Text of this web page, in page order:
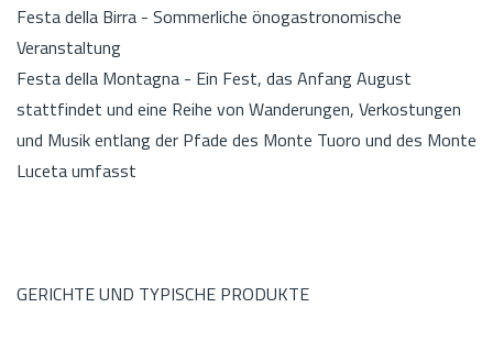
Festa della Birra - Sommerliche önogastronomische
Veranstaltung
Festa della Montagna - Ein Fest, das Anfang August
stattfindet und eine Reihe von Wanderungen, Verkostungen
und Musik entlang der Pfade des Monte Tuoro und des Monte
Luceta umfasst
GERICHTE UND TYPISCHE PRODUKTE